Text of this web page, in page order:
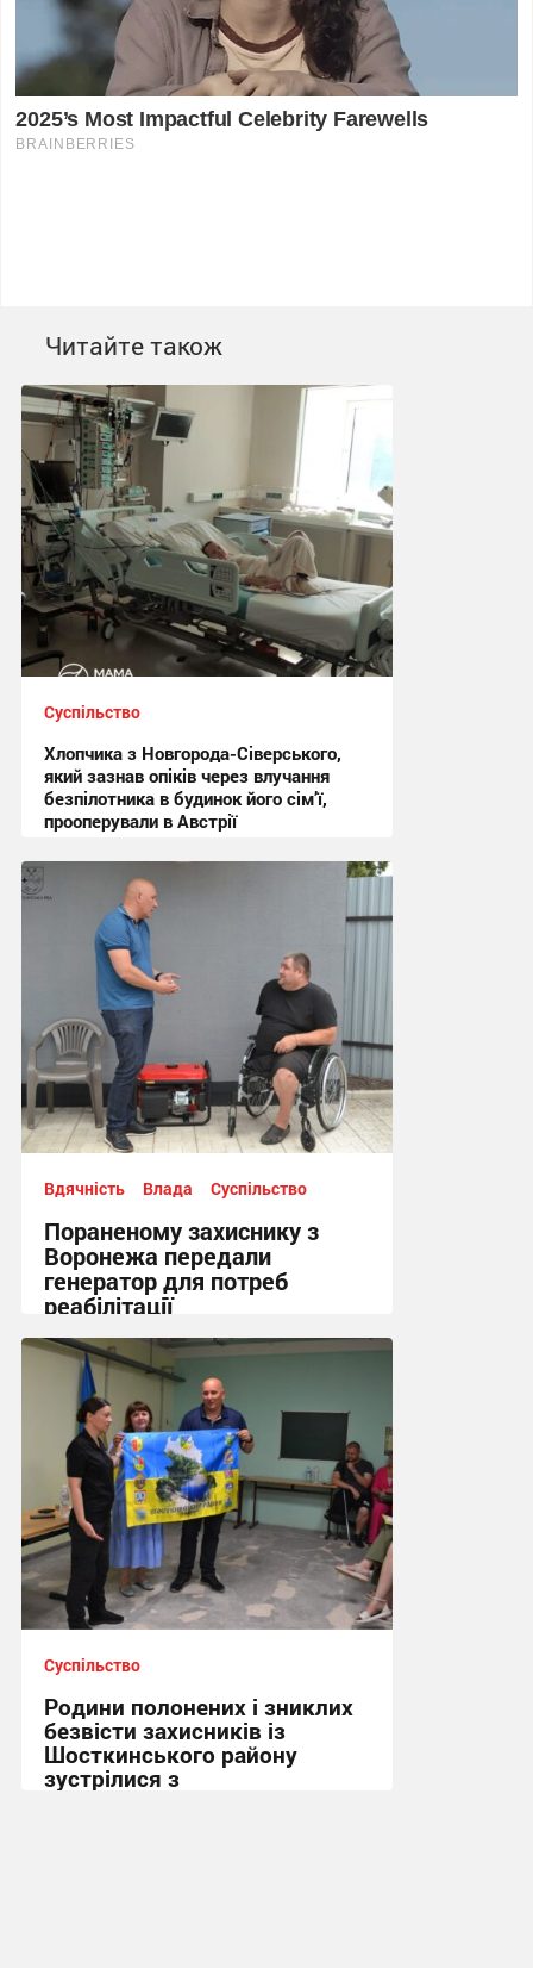
Читайте також
Суспільство
Хлопчика з Новгорода-Сіверського,
який зазнав опіків через влучання
безпілотника в будинок його сім’ї,
прооперували в Австрії
15:44 вчора
Вдячність Влада Суспільство
Пораненому захиснику з
Воронежа передали
генератор для потреб
реабілітації
12:21 вчора
Суспільство
Родини полонених і зниклих
безвісти захисників із
Шосткинського району
зустрілися з